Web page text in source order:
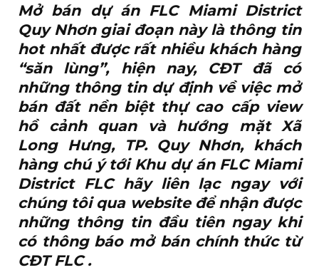
Mở bán dự án FLC Miami District
Quy Nhơngiai đoạn này là thông tin
hot nhất được rất nhiều khách hàng
“săn lùng”, hiện nay, CĐT đã có
những thông tin dự định về việc mở
bán đất nền biệt thự cao cấp view
hồ cảnh quan và hướng mặt Xã
Long Hưng, TP. Quy Nhơn, khách
hàng chú ý tới Khu dự án FLC Miami
District FLC hãy liên lạc ngay với
chúng tôi qua website để nhận được
những thông tin đầu tiên ngay khi
có thông báo mở bán chính thức từ
CĐT FLC .